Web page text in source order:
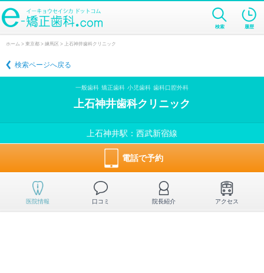
検索 履歴
ホーム > 東京都 > 練馬区 > 上石神井歯科クリニック
検索ページへ戻る
一般歯科 矯正歯科 小児歯科 歯科口腔外科
上石神井歯科クリニック
上石神井駅：西武新宿線
電話で予約
医院情報 口コミ 院長紹介 アクセス